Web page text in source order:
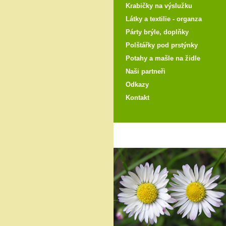
Krabičky na výslužku
Látky a textilie - organza
Párty brýle, doplňky
Polštářky pod prstýnky
Potahy a mašle na židle
Naši partneři
Odkazy
Kontakt